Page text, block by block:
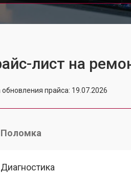
лист на
прайса: 19.07.2026
Поломка
Диагностика